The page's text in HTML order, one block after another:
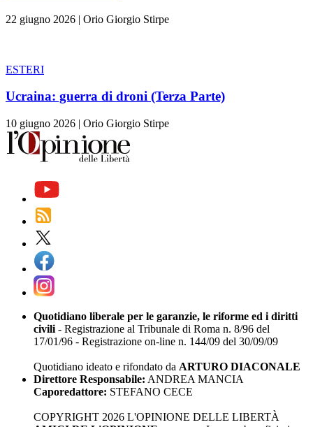
22 giugno 2026 | Orio Giorgio Stirpe
ESTERI
Ucraina: guerra di droni (Terza Parte)
10 giugno 2026 | Orio Giorgio Stirpe
Quotidiano liberale per le garanzie, le riforme ed i diritti
civili - Registrazione al Tribunale di Roma n. 8/96 del
17/01/96 - Registrazione on-line n. 144/09 del 30/09/09
Quotidiano ideato e rifondato da ARTURO DIACONALE
Direttore Responsabile: ANDREA MANCIA
Caporedattore: STEFANO CECE
COPYRIGHT 2026 L'OPINIONE DELLE LIBERTÀ